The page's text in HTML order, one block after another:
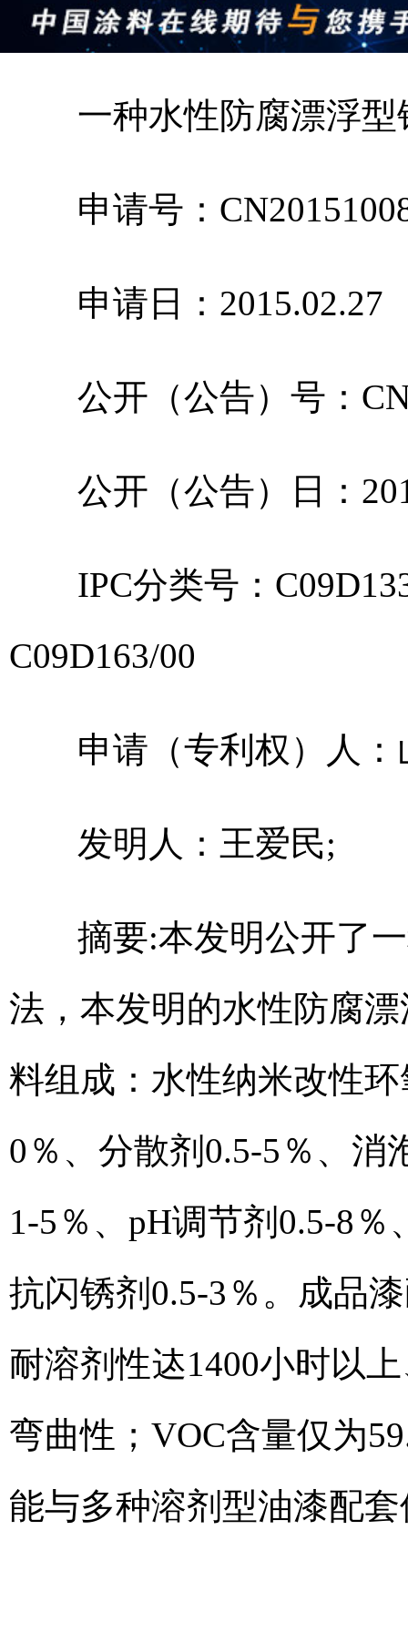
一种水性防腐漂浮型
申请号：­
申请日：2015.02.27
公开（公告）号­：
公开（公告）日：
IPC分类号：
C09D163/00
申请（专利权）人：
发明人：王爱民;
摘要:本发明公开了
法，本发明的水性防腐
料组成：水性纳米改性
0％、分散剂0.5-5％、消
1-5％、pH调节剂0.5-8
抗闪锈剂0.5-3％。成品
耐溶剂性迏1400小时以
弯曲性；VOC含量仅为
能与多种溶剂型油漆配